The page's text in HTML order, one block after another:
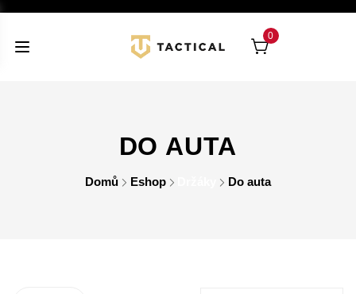
0
DO AUTA
Domů Eshop Do auta